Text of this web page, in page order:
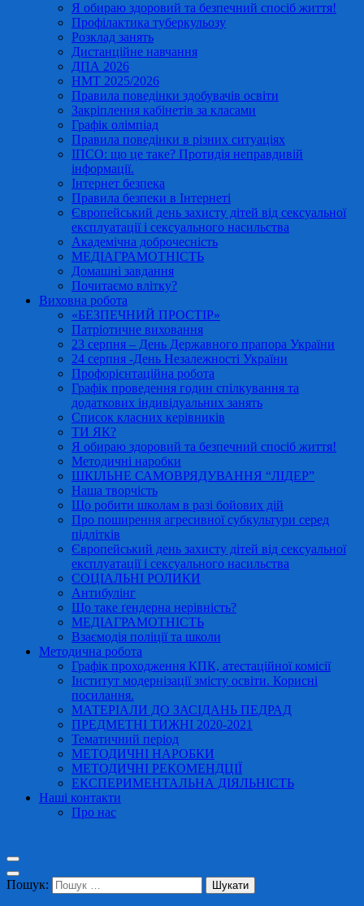
Я обираю здоровий та безпечний спосіб життя!
Профілактика туберкульозу
Розклад занять
Дистанційне навчання
ДПА 2026
НМТ 2025/2026
Правила поведінки здобувачів освіти
Закріплення кабінетів за класами
Графік олімпіад
Правила поведінки в різних ситуаціях
ІПСО: що це таке? Протидія неправдивій
інформації.
Інтернет безпека
Правила безпеки в Інтернеті
Європейський день захисту дітей від сексуальної
експлуатації і сексуального насильства
Академічна доброчесність
МЕДІАГРАМОТНІСТЬ
Домашні завдання
Почитаємо влітку?
Виховна робота
«БЕЗПЕЧНИЙ ПРОСТІР»
Патріотичне виховання
23 серпня – День Державного прапора України
24 серпня -День Незалежності України
Профорієнтаційна робота
Графік проведення годин спілкування та
додаткових індивідуальних занять
Список класних керівників
ТИ ЯК?
Я обираю здоровий та безпечний спосіб життя!
Методичні наробки
ШКІЛЬНЕ САМОВРЯДУВАННЯ “ЛІДЕР”
Наша творчість
Що робити школам в разі бойових дій
Про поширення агресивної субкультури серед
підлітків
Європейський день захисту дітей від сексуальної
експлуатації і сексуального насильства
СОЦІАЛЬНІ РОЛИКИ
Антибулінг
Що таке ґендерна нерівність?
МЕДІАГРАМОТНІСТЬ
Взаємодія поліції та школи
Методична робота
Графік проходження КПК, атестаційної комісії
Інститут модернізації змісту освіти. Корисні
посилання.
МАТЕРІАЛИ ДО ЗАСІДАНЬ ПЕДРАД
ПРЕДМЕТНІ ТИЖНІ 2020-2021
Тематичний період
МЕТОДИЧНІ НАРОБКИ
МЕТОДИЧНІ РЕКОМЕНДЦІЇ
ЕКСПЕРИМЕНТАЛЬНА ДІЯЛЬНІСТЬ
Наші контакти
Про нас
Пошук: